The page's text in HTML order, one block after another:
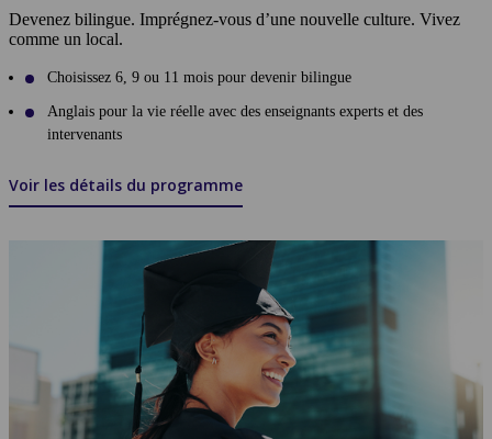
Devenez bilingue. Imprégnez-vous d’une nouvelle culture. Vivez
comme un local.
Choisissez 6, 9 ou 11 mois pour devenir bilingue
Anglais pour la vie réelle avec des enseignants experts et des
intervenants
Voir les détails du programme